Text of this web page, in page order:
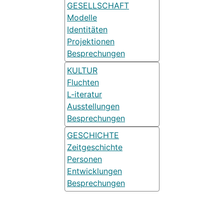
GESELLSCHAFT
Modelle
Identitäten
Projektionen
Besprechungen
KULTUR
Fluchten
L-iteratur
Ausstellungen
Besprechungen
GESCHICHTE
Zeitgeschichte
Personen
Entwicklungen
Besprechungen